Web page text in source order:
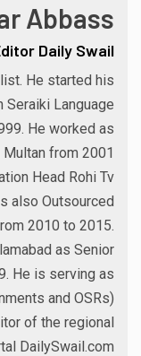
Abbass
Daily Swail
He started his
Seraiki Language
He worked as
from 2001
Head Rohi Tv
also Outsourced
2010 to 2015.
as Senior
He is serving as
and OSRs)
of the regional
DailySwail.com